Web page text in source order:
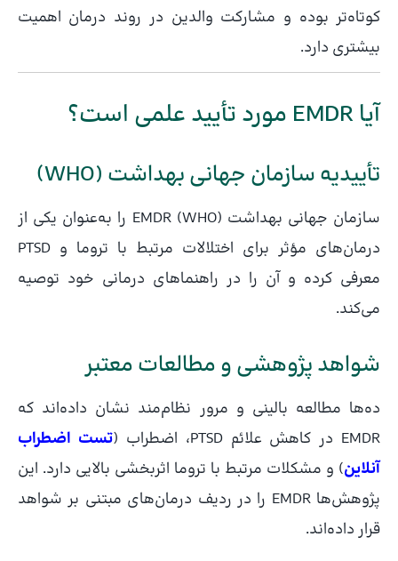
کوتاه‌تر بوده و مشارکت والدین در روند درمان اهمیت
بیشتری دارد.
آیا EMDR مورد تأیید علمی است؟
تأییدیه سازمان جهانی بهداشت (WHO)
سازمان جهانی بهداشت (WHO) EMDR را به‌عنوان یکی از
درمان‌های مؤثر برای اختلالات مرتبط با تروما و PTSD
معرفی کرده و آن را در راهنماهای درمانی خود توصیه
می‌کند.
شواهد پژوهشی و مطالعات معتبر
ده‌ها مطالعه بالینی و مرور نظام‌مند نشان داده‌اند که
EMDR در کاهش علائم PTSD، اضطراب (
تست اضطراب
آنلاین) و مشکلات مرتبط با تروما اثربخشی بالایی دارد. این
پژوهش‌ها EMDR را در ردیف درمان‌های مبتنی بر شواهد
قرار داده‌اند.